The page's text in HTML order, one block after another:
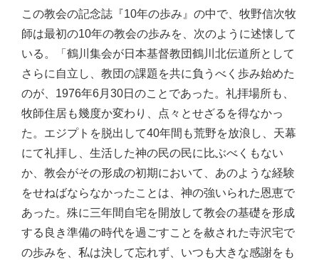
この教会の記念誌『10年の歩み』の中で、牧野信次牧
師は最初の10年の教会の歩みを、次のように述懐して
いる。「鶴川集会が日本基督教団鶴川北伝道所として
さらに自立し、教団の課題を共に負うべく歩み始めた
のが、1976年6月30日のことであった。礼拝場所も、
牧師住居も幾度か変わり、点々とせざるを得なかっ
た。エジプトを脱出して40年間も荒野を放浪し、天幕
にて礼拝し、生活した神の民の民に比ぶべくもない
か、教会がその形成の初期において、あのような経験
をせねばならなかったことは、神の強いられた恩恵で
あった。殊に三年間自宅を開放して教会の基礎を形成
する良き準備の時代を過ごすことを赦された寺沢宅で
の歩みを、私は決して忘れず、いつも大きな感謝をも